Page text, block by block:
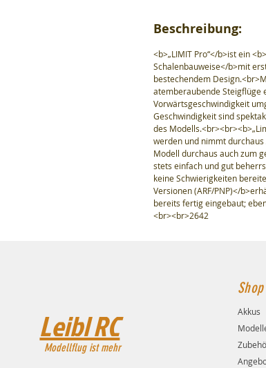
Beschreibung:
<b>„LIMIT Pro“</b>ist ein
Schalenbauweise</b>mit
bestechendem
atemberaubende Steigflüge
Vorwärtsgeschwindigkeit
Geschwindigkeit sind
des
werden und nimmt
Modell durchaus auch zum
stets einfach und gut
keine Schwierigkeiten
Versionen (ARF/PNP)</
bereits fertig eingebaut;
<br><br>2642
Modellflug ist mehr
Leibl RC
Shop
Akkus